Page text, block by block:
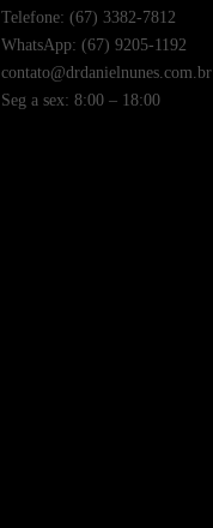
Telefone: (67) 3382-7812
WhatsApp: (67) 9205-1192
contato@drdanielnunes.com.br
Seg a sex: 8:00 – 18:00